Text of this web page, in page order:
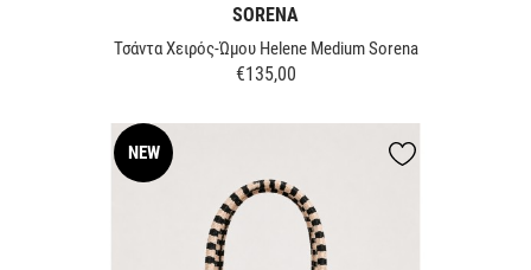
SORENA
Τσάντα Χειρός-Ώμου Helene Medium Sorena
Τιμή
€135,00
NEW